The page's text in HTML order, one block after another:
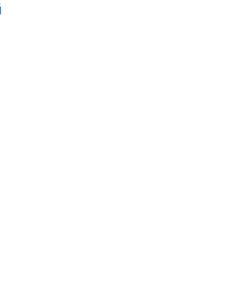
проектирования